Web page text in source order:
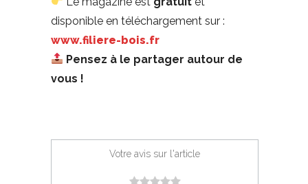
disponible en téléchargement sur :
www.filiere-bois.fr
Pensez à le partager autour de
vous !
Votre avis sur l'article